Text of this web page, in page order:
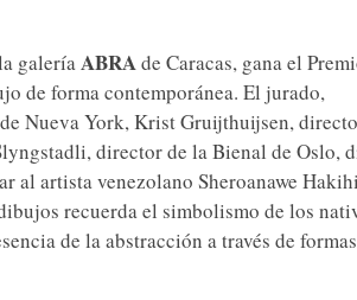
galeríaABRAde Caracas, gana el
de forma contemporánea. El jurado,
Nueva York, Krist Gruijthuijsen,
director de la Bienal de Oslo,
al artista venezolano Sheroanawe
recuerda el simbolismo de los
de la abstracción a través de formas